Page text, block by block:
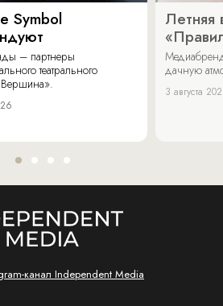
Symbol
– партнеры
театрального
Летняя
дачную
3 августа
канал Independent Media